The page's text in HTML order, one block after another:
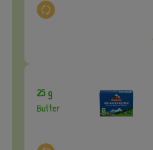
Auswahl ändern
25 g
Butter